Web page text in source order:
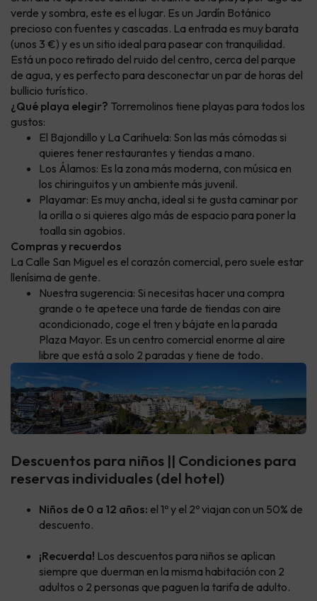
verde y sombra, este es el lugar. Es un Jardín Botánico
precioso con fuentes y cascadas. La entrada es muy barata
(unos 3 €) y es un sitio ideal para pasear con tranquilidad.
Está un poco retirado del ruido del centro, cerca del parque
de agua, y es perfecto para desconectar un par de horas del
bullicio turístico.
¿Qué playa elegir? Torremolinos tiene playas para todos los
gustos:
El Bajondillo y La Carihuela: Son las más cómodas si
quieres tener restaurantes y tiendas a mano.
Los Álamos: Es la zona más moderna, con música en
los chiringuitos y un ambiente más juvenil.
Playamar: Es muy ancha, ideal si te gusta caminar por
la orilla o si quieres algo más de espacio para poner la
toalla sin agobios.
Compras y recuerdos
La Calle San Miguel es el corazón comercial, pero suele estar
llenísima de gente.
Nuestra sugerencia: Si necesitas hacer una compra
grande o te apetece una tarde de tiendas con aire
acondicionado, coge el tren y bájate en la parada
Plaza Mayor. Es un centro comercial enorme al aire
libre que está a solo 2 paradas y tiene de todo.
Descuentos para niños || Condiciones para
reservas individuales (del hotel)
Niños de 0 a 12 años: el 1º y el 2º viajan con un 50% de
descuento.
¡Recuerda! Los descuentos para niños se aplican
siempre que duerman en la misma habitación con 2
adultos o 2 personas que paguen la tarifa de adulto.